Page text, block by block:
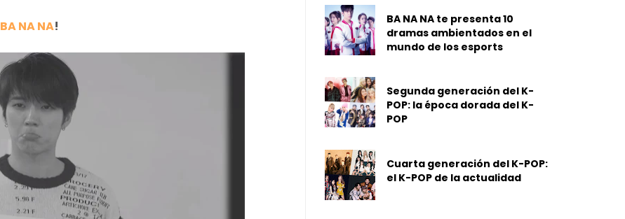
BA NA NA!
BA NA NA te presenta 10
dramas ambientados en el
mundo de los esports
Segunda generación del K-
POP: la época dorada del K-
POP
Cuarta generación del K-POP:
el K-POP de la actualidad